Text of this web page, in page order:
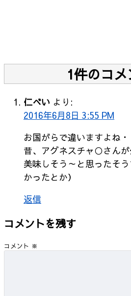
1件のコメ
仁べい より:
2016年6月8日 3:55 PM
お国がらで違いますよね・
昔、アグネスチャ○さん
美味しそう～と思ったそ
かったとか）
返信
コメントを残す
コメント ※